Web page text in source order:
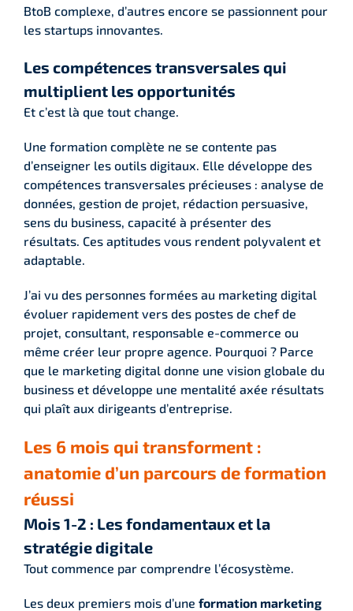
BtoB complexe, d’autres encore se passionnent pour
les startups innovantes.
Les compétences transversales qui
multiplient les opportunités
Et c’est là que tout change.
Une formation complète ne se contente pas
d’enseigner les outils digitaux. Elle développe des
compétences transversales précieuses : analyse de
données, gestion de projet, rédaction persuasive,
sens du business, capacité à présenter des
résultats. Ces aptitudes vous rendent polyvalent et
adaptable.
J’ai vu des personnes formées au marketing digital
évoluer rapidement vers des postes de chef de
projet, consultant, responsable e-commerce ou
même créer leur propre agence. Pourquoi ? Parce
que le marketing digital donne une vision globale du
business et développe une mentalité axée résultats
qui plaît aux dirigeants d’entreprise.
Les 6 mois qui transforment :
anatomie d’un parcours de formation
réussi
Mois 1-2 : Les fondamentaux et la
stratégie digitale
Tout commence par comprendre l’écosystème.
Les deux premiers mois d’une formation marketing